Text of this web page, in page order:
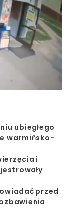
ubiegłego
warmińsko-
i
przed